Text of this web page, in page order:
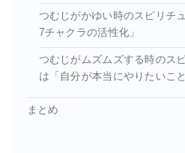
つむじがかゆい時のスピリチ
7チャクラの活性化」
つむじがムズムズする時のス
は「自分が本当にやりたいこと
まとめ